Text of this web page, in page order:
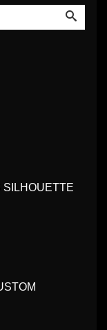
SILHOUETTE